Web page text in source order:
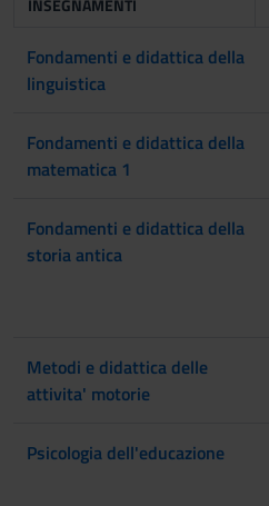
INSEGNAMENTI
Fondamenti e didattica della
linguistica
Fondamenti e didattica della
matematica 1
Fondamenti e didattica della
storia antica
Metodi e didattica delle
attivita' motorie
Psicologia dell'educazione